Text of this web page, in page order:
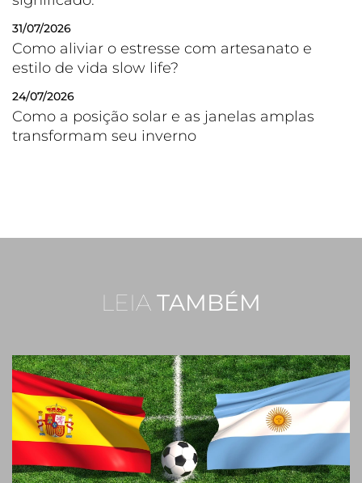
31/07/2026
Como aliviar o estresse com artesanato e
estilo de vida slow life?
24/07/2026
Como a posição solar e as janelas amplas
transformam seu inverno
LEIA TAMBÉM